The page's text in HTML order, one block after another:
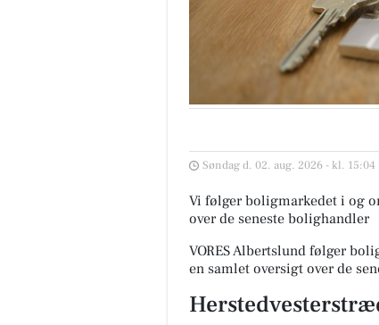
Søndag d. 02. aug. 2026 - kl. 15:04
Vi følger boligmarkedet i og
over de seneste bolighandler
VORES Albertslund følger
en samlet oversigt over de